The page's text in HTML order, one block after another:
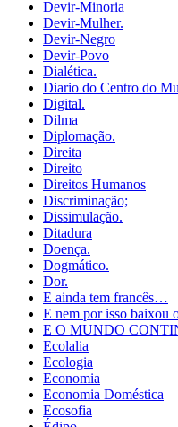
Devir-Minoria
Devir-Mulher.
Devir-Negro
Devir-Povo
Dialética.
Diario do Centro do
Digital.
Dilma
Diplomação.
Direita
Direito
Direitos Humanos
Discriminação;
Dissimulação.
Ditadura
Doença.
Dogmático.
Dor.
E ainda tem francês…
E nem por isso baixou
E O MUNDO
Ecolalia
Ecologia
Economia
Economia Doméstica
Ecosofia